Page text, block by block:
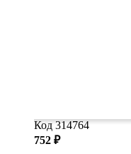
Код 314764
752 ₽